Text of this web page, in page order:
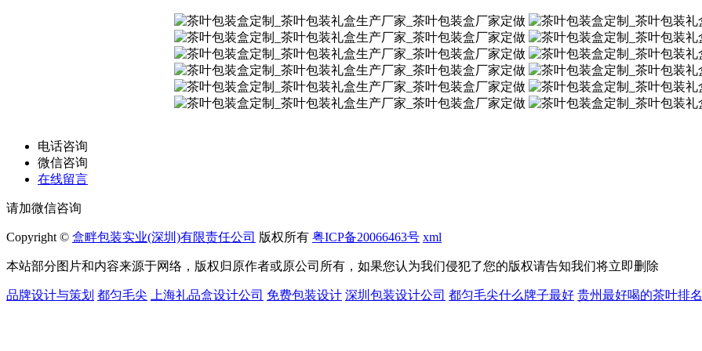
电话咨询
微信咨询
在线留言
请加微信咨询
Copyright © 盒畔包装实业(深圳)有限责任公司 版权所有 粤ICP备20066463号 xml
本站部分图片和内容来源于网络，版权归原作者或原公司所有，如果您认为我们侵犯了您的版权请告知我们将立即删除
品牌设计与策划 都匀毛尖 上海礼品盒设计公司 免费包装设计 深圳包装设计公司 都匀毛尖什么牌子最好 贵州最好喝的茶叶排名